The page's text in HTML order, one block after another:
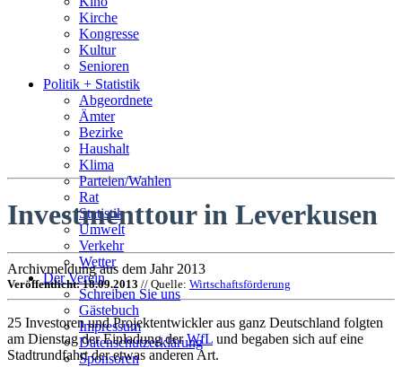
Kirche
Kongresse
Kultur
Senioren
Stadtführer
Straßen
Politik + Statistik
Abgeordnete
Ämter
Bezirke
Haushalt
Klima
Parteien/Wahlen
Rat
Statistik
Umwelt
Verkehr
Wetter
Der Verein
Schreiben Sie uns
Gästebuch
Impressum
Datenschutzerklärung
Sponsoren
Investmenttour in Leverkusen
Archivmeldung aus dem Jahr 2013
Veröffentlicht: 18.09.2013 // Quelle: Wirtschaftsförderung
25 Investoren und Projektentwickler aus ganz Deutschland folgten
am Dienstag der Einladung derWfL und begaben sich auf eine
Stadtrundfahrt der etwas anderen Art.